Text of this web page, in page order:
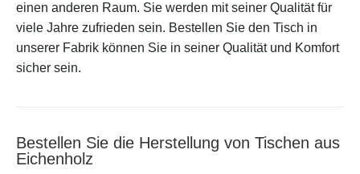
einen anderen Raum. Sie werden mit seiner Qualität für
viele Jahre zufrieden sein. Bestellen Sie den Tisch in
unserer Fabrik können Sie in seiner Qualität und Komfort
sicher sein.
Bestellen Sie die Herstellung von Tischen aus
Eichenholz